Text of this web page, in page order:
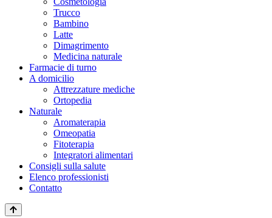
Trucco
Bambino
Latte
Dimagrimento
Medicina naturale
Farmacie di turno
A domicilio
Attrezzature mediche
Ortopedia
Naturale
Aromaterapia
Omeopatia
Fitoterapia
Integratori alimentari
Consigli sulla salute
Elenco professionisti
Contatto